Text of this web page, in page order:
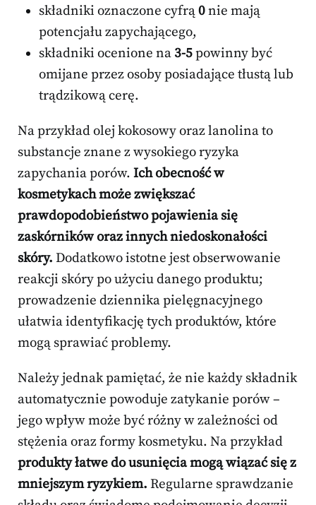
składniki oznaczone cyfrą0nie mają
potencjału zapychającego,
składniki ocenione na 3-5powinny być
omijane przez osoby posiadające tłustą lub
trądzikową cerę.
Na przykład olej kokosowy oraz lanolina to
substancje znane z wysokiego ryzyka
zapychania porów. Ich obecność w
kosmetykach może zwiększać
prawdopodobieństwo pojawienia się
zaskórników oraz innych niedoskonałości
skóry. Dodatkowo istotne jest obserwowanie
reakcji skóry po użyciu danego produktu;
prowadzenie dziennika pielęgnacyjnego
ułatwia identyfikację tych produktów, które
mogą sprawiać problemy.
Należy jednak pamiętać, że nie każdy składnik
automatycznie powoduje zatykanie porów –
jego wpływ może być różny w zależności od
stężenia oraz formy kosmetyku. Na przykład
produkty łatwe do usunięcia mogą wiązać się z
mniejszym ryzykiem. Regularne sprawdzanie